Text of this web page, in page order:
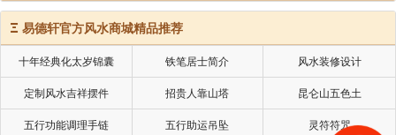
声明：部分内容来于网络，如有侵权，请联系我们删除！以上内容，并
不代表易德轩观点。
Ξ 易德轩官方风水商城精品推荐
十年经典化太岁锦囊 铁笔居士简介 风水装修设计
定制风水吉祥摆件 招贵人靠山塔 昆仑山五色土
五行功能调理手链 五行助运吊坠 灵符符咒